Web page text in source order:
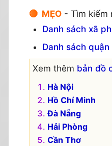
🔴 MẸO - Tìm kiếm
Danh sách xã
Danh sách
Xem thêm bản đồ
Hà Nội
Hồ Chí Minh
Đà Nẵng
Hải Phòng
Cần Thơ